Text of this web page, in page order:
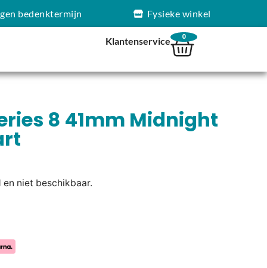
bedenktermijn Fysieke winkel
Klantenservice 0
8 41mm Midnight
niet beschikbaar.